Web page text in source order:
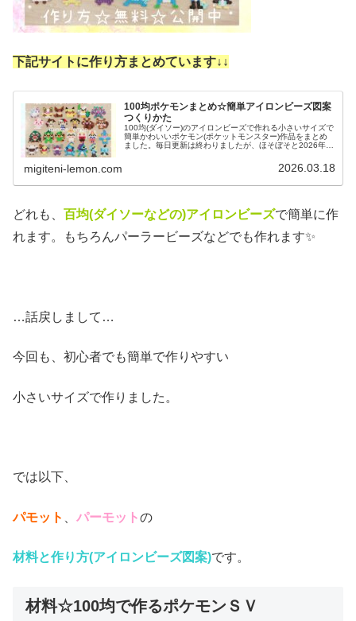
下記サイトに作り方まとめています↓ ↓
100均ポケモンまとめ☆簡単アイロンビーズ図案
つくりかた
100均(ダイソー)のアイロンビーズで作れる小さいサイズで
簡単かわいいポケモン(ポケットモンスター)作品をまとめ
ました。毎日更新は終わりましたが、ほそぼそと2026年も
migiteni-lemon.com 2026.03.18
どれも、 百均(ダイソーなどの)アイロンビーズで簡単に作
れます。もちろんパーラービーズなどでも作れます✨
…話戻しまして…
今回も、初心者でも簡単で作りやすい
小さいサイズで作りました。
では以下、
パモット パーモットの
材料と作り方(アイロンビーズ図案)です。
材料☆100均で作るポケモンＳＶ